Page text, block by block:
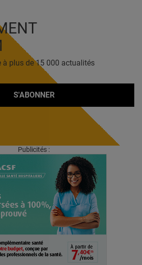
à plus de 15 000 actualités
S'ABONNER
Publicités :